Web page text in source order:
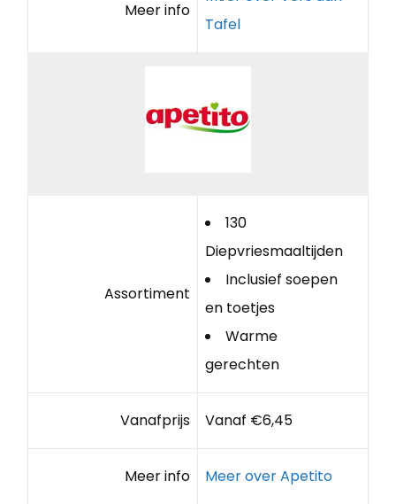
Meer info
Tafel
Assortiment
130
Diepvriesmaaltijden
Inclusief soepen
en toetjes
Warme
gerechten
Vanafprijs Vanaf €6,45
Meer info Meer over Apetito